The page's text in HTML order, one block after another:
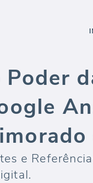
e